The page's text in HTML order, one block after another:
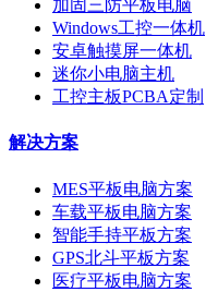
加固三防平板电脑
Windows工控一体机
安卓触摸屏一体机
迷你小电脑主机
工控主板PCBA定制
解决方案
MES平板电脑方案
车载平板电脑方案
智能手持平板方案
GPS北斗平板方案
医疗平板电脑方案